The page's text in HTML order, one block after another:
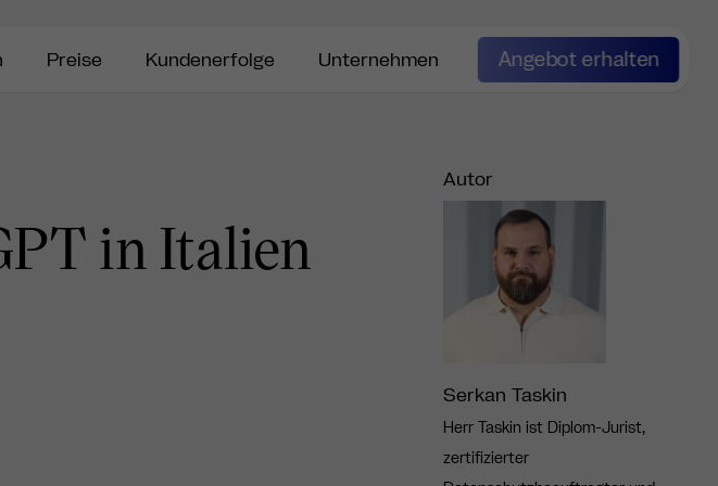
Preise Kundenerfolge Unternehmen Angebot erhalten
in Italien
Autor
Serkan Taskin
Herr Taskin ist Diplom-Jurist,
zertifizierter